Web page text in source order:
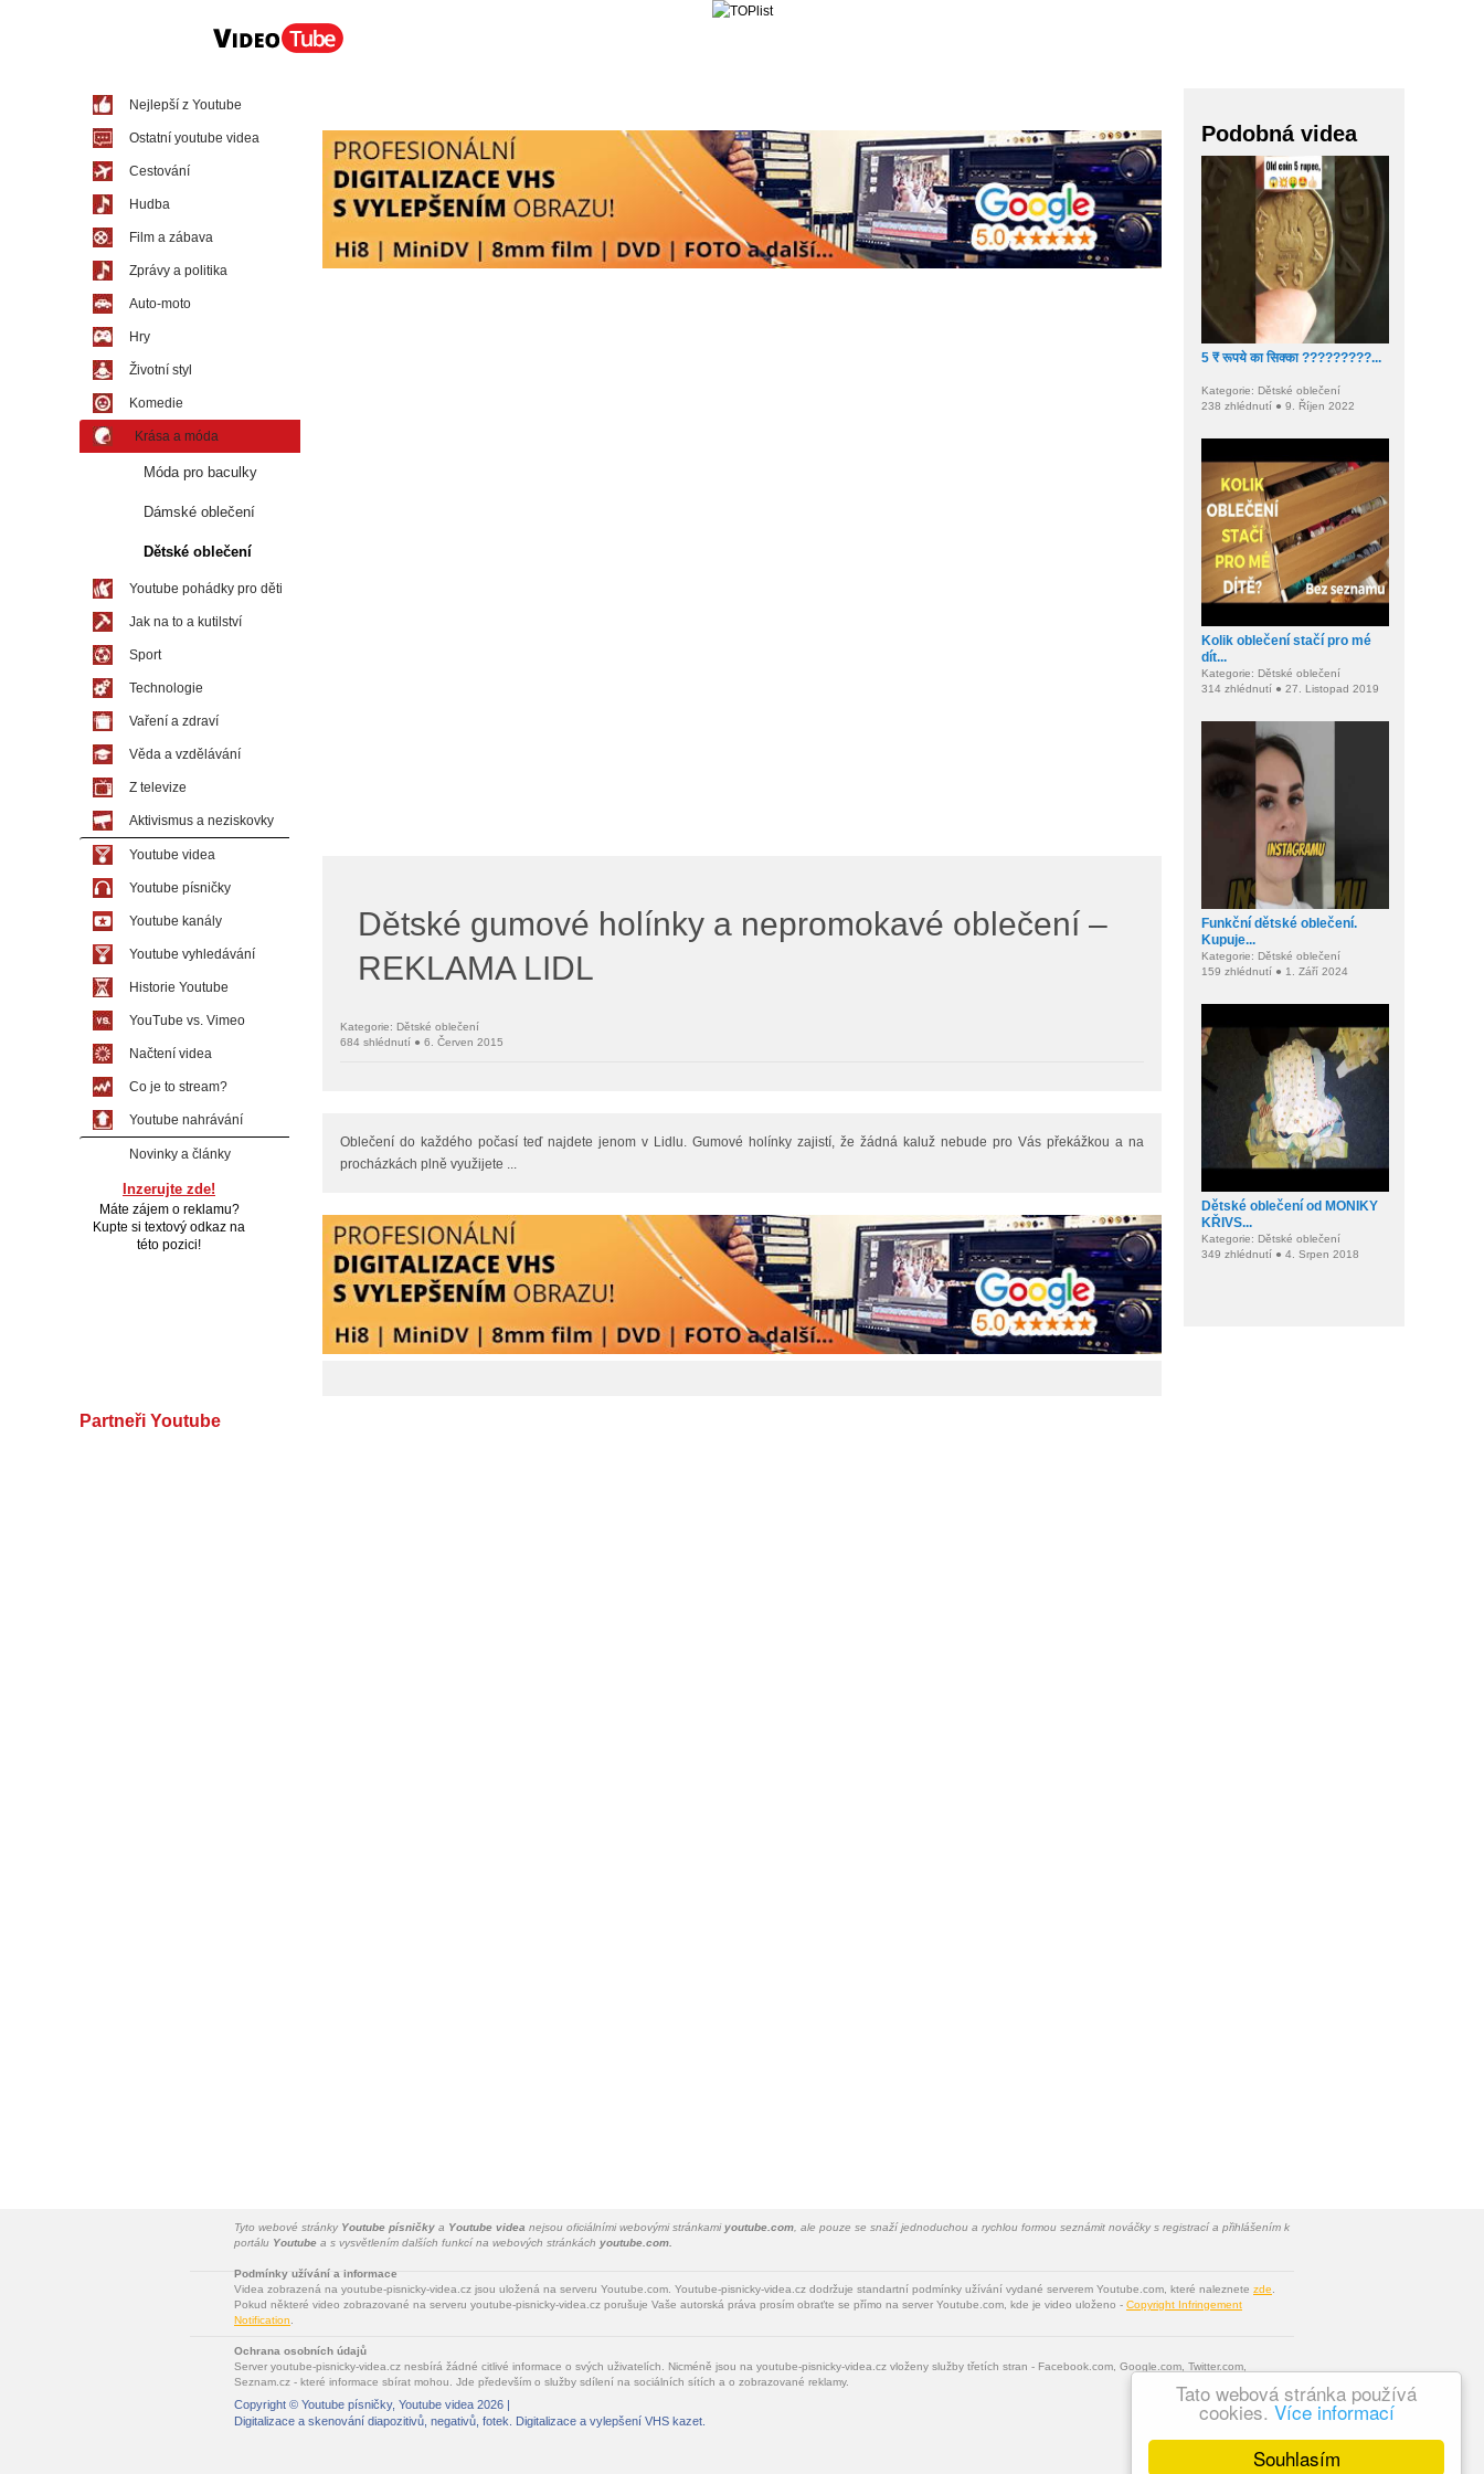
Souhlasím
Tato webová stránka používá
cookies. Více informací
Dětské gumové holínky a nepromokavé oblečení –
REKLAMA LIDL
Kategorie: Dětské oblečení
684 shlédnutí ● 6. Červen 2015
Oblečení do každého počasí teď najdete jenom v Lidlu. Gumové holínky zajistí, že žádná kaluž nebude pro Vás překážkou a na
procházkách plně využijete ...
Podobná videa
5 ₹ रूपये का सिक्का ?????????...
Kategorie: Dětské oblečení
238 zhlédnutí ● 9. Říjen 2022
Kolik oblečení stačí pro mé
dít...
Kategorie: Dětské oblečení
314 zhlédnutí ● 27. Listopad 2019
Funkční dětské oblečení.
Kupuje...
Kategorie: Dětské oblečení
159 zhlédnutí ● 1. Září 2024
Dětské oblečení od MONIKY
KŘIVS...
Kategorie: Dětské oblečení
349 zhlédnutí ● 4. Srpen 2018
Nejlepší z Youtube
Ostatní youtube videa
Cestování
Hudba
Film a zábava
Zprávy a politika
Auto-moto
Hry
Životní styl
Komedie
Krása a móda
Móda pro baculky
Dámské oblečení
Dětské oblečení
Youtube pohádky pro děti
Jak na to a kutilství
Sport
Technologie
Vaření a zdraví
Věda a vzdělávání
Z televize
Aktivismus a neziskovky
Youtube videa
Youtube písničky
Youtube kanály
Youtube vyhledávání
Historie Youtube
YouTube vs. Vimeo
Načtení videa
Co je to stream?
Youtube nahrávání
Novinky a články
Inzerujte zde!
Máte zájem o reklamu?
Kupte si textový odkaz na
této pozici!
Partneři Youtube
Tyto webové stránky Youtube písničky a Youtube videa nejsou oficiálními webovými stránkamiyoutube.com , ale pouze se snaží jednoduchou a rychlou formou seznámit nováčky s registrací a přihlášením k
portálu Youtube a s vysvětlením dalších funkcí na webových stránkách youtube.com.
Podmínky užívání a informace
Videa zobrazená na youtube-pisnicky-videa.cz jsou uložená na serveru Youtube.com. Youtube-pisnicky-videa.cz dodržuje standartní podmínky užívání vydané serverem Youtube.com, které naleznete zde
Pokud některé video zobrazované na serveru youtube-pisnicky-videa.cz porušuje Vaše autorská práva prosím obraťte se přímo na server Youtube.com, kde je video uloženo - Copyright Infringement
Notification
Ochrana osobních údajů
Server youtube-pisnicky-videa.cz nesbírá žádné citlivé informace o svých uživatelích. Nicméně jsou na youtube-pisnicky-videa.cz vloženy služby třetích stran - Facebook.com, Google.com, Twitter.com,
Seznam.cz - které informace sbírat mohou. Jde především o služby sdílení na sociálních sítích a o zobrazované reklamy.
Copyright © Youtube písničky, Youtube videa 2026 |
Digitalizace a skenování diapozitivů, negativů, fotek . Digitalizace a vylepšení VHS kazet.